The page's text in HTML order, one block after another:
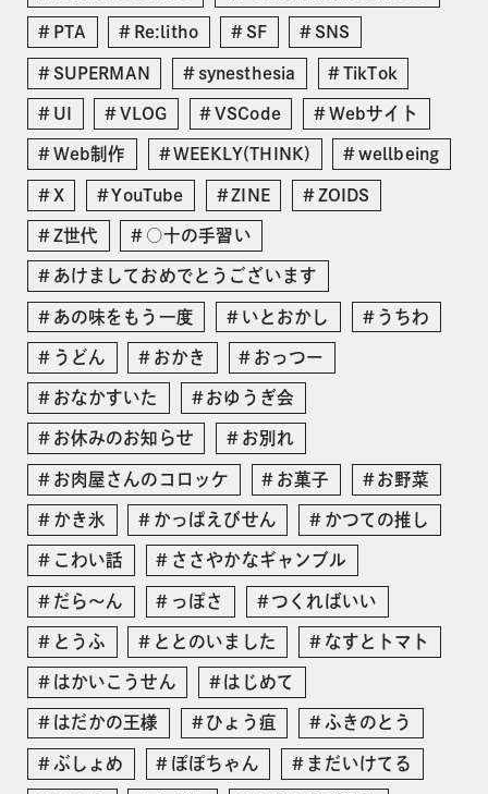
PTA Re:litho SF SNS
SUPERMAN synesthesia TikTok
UI VLOG VSCode Webサイト
Web制作 WEEKLY(THINK) wellbeing
X YouTube ZINE ZOIDS
Z世代 ○十の手習い
あけましておめでとうございます
あの味をもう一度 いとおかし うちわ
うどん おかき おっつー
おなかすいた おゆうぎ会
お休みのお知らせ お別れ
お肉屋さんのコロッケ お菓子 お野菜
かき氷 かっぱえびせん かつての推し
こわい話 ささやかなギャンブル
だら〜ん っぽさ つくればいい
とうふ ととのいました なすとトマト
はかいこうせん はじめて
はだかの王様 ひょう疽 ふきのとう
ぶしょめ ぽぽちゃん まだいけてる